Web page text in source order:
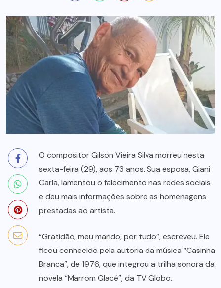
O compositor Gilson Vieira Silva morreu nesta
sexta-feira (29), aos 73 anos. Sua esposa, Giani
Carla, lamentou o falecimento nas redes sociais
e deu mais informações sobre as homenagens
prestadas ao artista.
“Gratidão, meu marido, por tudo”, escreveu. Ele
ficou conhecido pela autoria da música “Casinha
Branca”, de 1976, que integrou a trilha sonora da
novela “Marrom Glacê”, da TV Globo.